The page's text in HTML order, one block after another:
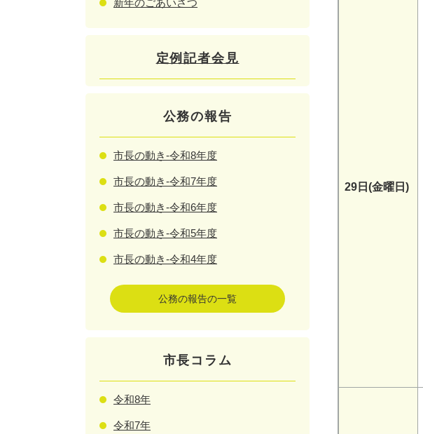
29日(金曜日)
新年のごあいさつ
定例記者会見
公務の報告
市長の動き-令和8年度
市長の動き-令和7年度
市長の動き-令和6年度
市長の動き-令和5年度
市長の動き-令和4年度
公務の報告の一覧
市長コラム
令和8年
令和7年